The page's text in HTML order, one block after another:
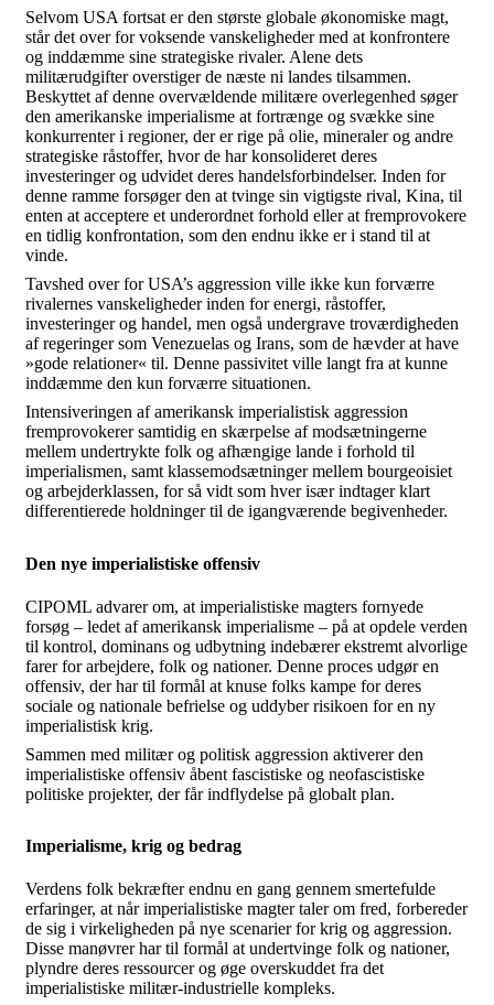
Selvom USA fortsat er den største globale økonomiske magt,
står det over for voksende vanskeligheder med at konfrontere
og inddæmme sine strategiske rivaler. Alene dets
militærudgifter overstiger de næste ni landes tilsammen.
Beskyttet af denne overvældende militære overlegenhed søger
den amerikanske imperialisme at fortrænge og svække sine
konkurrenter i regioner, der er rige på olie, mineraler og andre
strategiske råstoffer, hvor de har konsolideret deres
investeringer og udvidet deres handelsforbindelser. Inden for
denne ramme forsøger den at tvinge sin vigtigste rival, Kina, til
enten at acceptere et underordnet forhold eller at fremprovokere
en tidlig konfrontation, som den endnu ikke er i stand til at
vinde.
Tavshed over for USA’s aggression ville ikke kun forværre
rivalernes vanskeligheder inden for energi, råstoffer,
investeringer og handel, men også undergrave troværdigheden
af regeringer som Venezuelas og Irans, som de hævder at have
»gode relationer« til. Denne passivitet ville langt fra at kunne
inddæmme den kun forværre situationen.
Intensiveringen af amerikansk imperialistisk aggression
fremprovokerer samtidig en skærpelse af modsætningerne
mellem undertrykte folk og afhængige lande i forhold til
imperialismen, samt klassemodsætninger mellem bourgeoisiet
og arbejderklassen, for så vidt som hver især indtager klart
differentierede holdninger til de igangværende begivenheder.
Den nye imperialistiske offensiv
CIPOML advarer om, at imperialistiske magters fornyede
forsøg – ledet af amerikansk imperialisme – på at opdele verden
til kontrol, dominans og udbytning indebærer ekstremt alvorlige
farer for arbejdere, folk og nationer. Denne proces udgør en
offensiv, der har til formål at knuse folks kampe for deres
sociale og nationale befrielse og uddyber risikoen for en ny
imperialistisk krig.
Sammen med militær og politisk aggression aktiverer den
imperialistiske offensiv åbent fascistiske og neofascistiske
politiske projekter, der får indflydelse på globalt plan.
Imperialisme, krig og bedrag
Verdens folk bekræfter endnu en gang gennem smertefulde
erfaringer, at når imperialistiske magter taler om fred, forbereder
de sig i virkeligheden på nye scenarier for krig og aggression.
Disse manøvrer har til formål at undertvinge folk og nationer,
plyndre deres ressourcer og øge overskuddet fra det
imperialistiske militær-industrielle kompleks.